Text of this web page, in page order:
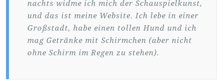
nachts widme ich mich der Schauspielkunst,
und das ist meine Website. Ich lebe in einer
Großstadt, habe einen tollen Hund und ich
mag Getränke mit Schirmchen (aber nicht
ohne Schirm im Regen zu stehen).